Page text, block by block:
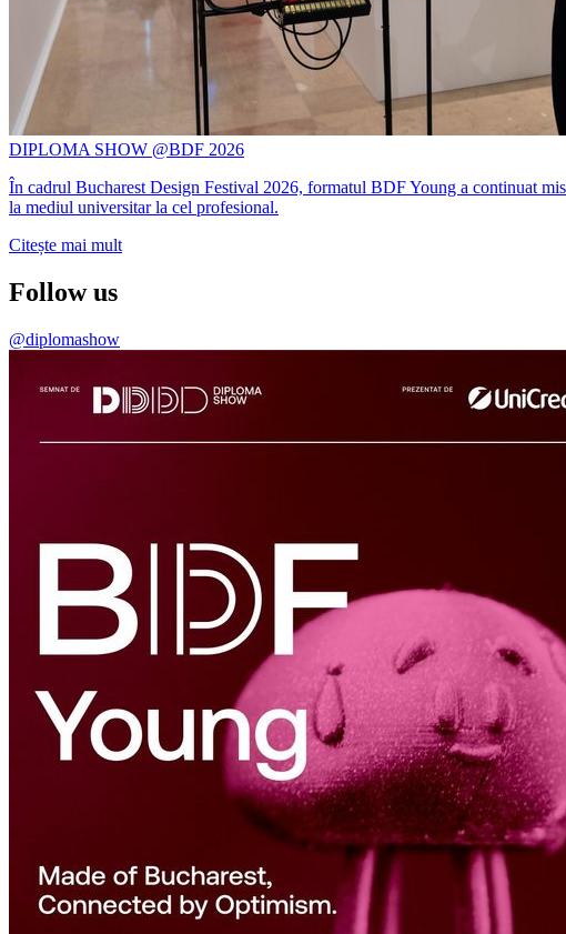
DIPLOMA SHOW @BDF 2026
În cadrul Bucharest Design Festival 2026, formatul BDF Young a continuat
la mediul universitar la cel profesional.
Citește mai mult
Follow us
@diplomashow